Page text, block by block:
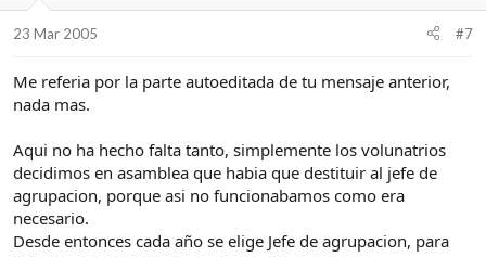
23 Mar 2005 #7
Me referia por la parte autoeditada de tu mensaje anterior,
nada mas.
Aqui no ha hecho falta tanto, simplemente los volunatrios
decidimos en asamblea que habia que destituir al jefe de
agrupacion, porque asi no funcionabamos como era
necesario.
Desde entonces cada año se elige Jefe de agrupacion, para